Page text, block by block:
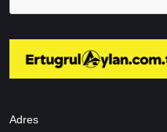
Adres